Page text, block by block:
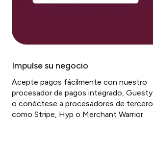
Impulse su negocio
Acepte pagos fácilmente con nuestro
procesador de pagos integrado,
o conéctese a procesadores de
como Stripe, Hyp o Merchant Warrior.